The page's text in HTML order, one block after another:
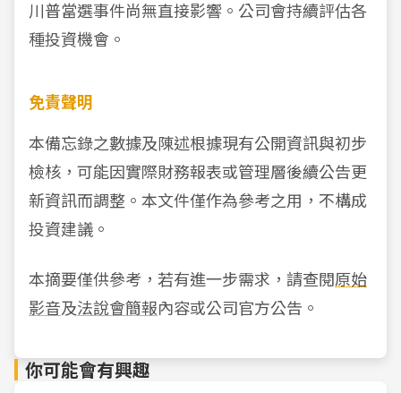
川普當選事件尚無直接影響。公司會持續評估各
種投資機會。
免責聲明
本備忘錄之數據及陳述根據現有公開資訊與初步
檢核，可能因實際財務報表或管理層後續公告更
新資訊而調整。本文件僅作為參考之用，不構成
投資建議。
本摘要僅供參考，若有進一步需求，請查閱原始
影音及法說會簡報內容或公司官方公告。
你可能會有興趣